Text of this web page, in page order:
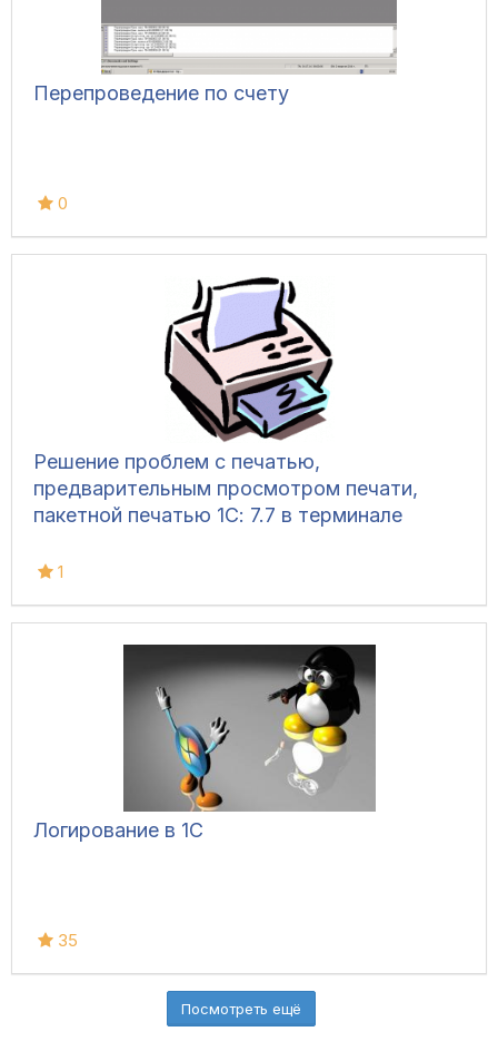
Перепроведение по счету
0
Решение проблем с печатью,
предварительным просмотром печати,
пакетной печатью 1С: 7.7 в терминале
1
Логирование в 1С
35
Посмотреть ещё